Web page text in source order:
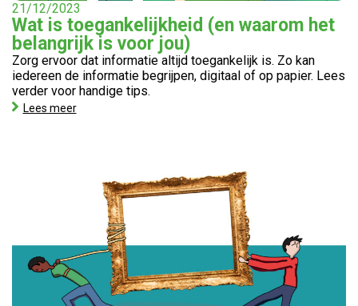
21/12/2023
Wat is toegankelijkheid (en waarom het
belangrijk is voor jou)
Zorg ervoor dat informatie altijd toegankelijk is. Zo kan
iedereen de informatie begrijpen, digitaal of op papier. Lees
verder voor handige tips.
Lees meer